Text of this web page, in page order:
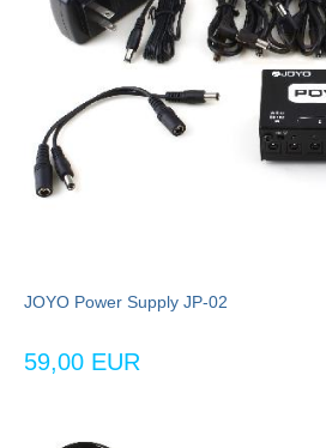
JOYO Power Supply JP-02
59,00 EUR